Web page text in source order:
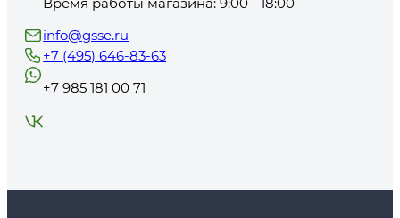
info@gsse.ru
+7 (495) 646-83-63
+7 985 181 00 71